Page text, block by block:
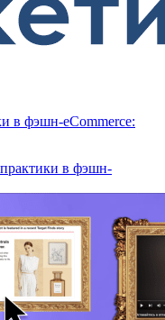
в фэшн-eCommerce:
в фэшн-